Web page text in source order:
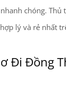
chóng. Thủ
lý và rẻ nhất
Đi Đồng